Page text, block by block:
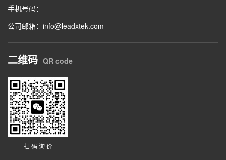
手机号码：
公司邮箱：info@leadxtek.com
二维码 QR code
扫 码 询 价